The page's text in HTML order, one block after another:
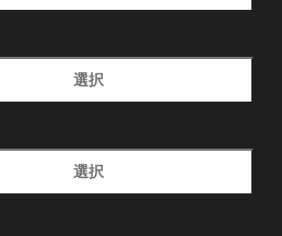
選択
選択